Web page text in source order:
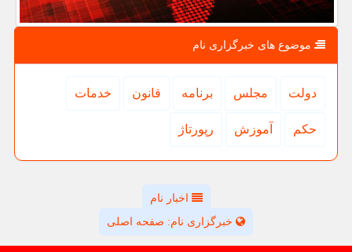
موضوع های خبرگزاری نام
دولت مجلس برنامه قانون خدمات
حكم آموزش رپورتاژ
اخبار نام
خبرگزاری نام: صفحه اصلی